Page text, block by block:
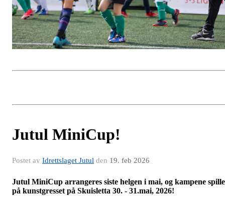
Jutul MiniCup!
Postet av Idrettslaget Jutul den 19. feb 2026
Jutul MiniCup arrangeres siste helgen i mai, og kampene
på kunstgresset på Skuisletta 30. - 31.mai, 2026!